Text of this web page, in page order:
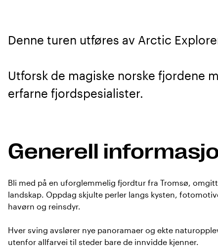
Denne turen utføres av Arctic
Utforsk de magiske norske fjordene
erfarne fjordspesialister.
Generell
Bli med på en uforglemmelig fjordtur fra Tromsø,
landskap. Oppdag skjulte perler langs kysten,
havørn og reinsdyr.
Hver sving avslører nye panoramaer og ekte
utenfor allfarvei til steder bare de innvidde kjenner.